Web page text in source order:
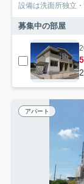
設備は洗面所独立
募集中の部屋
アパート